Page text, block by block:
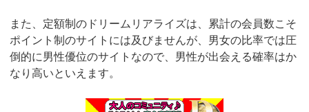
また、定額制のドリームリアライズは、累計の会員数こそ
ポイント制のサイトには及びませんが、男女の比率では圧
倒的に男性優位のサイトなので、男性が出会える確率はか
なり高いといえます。